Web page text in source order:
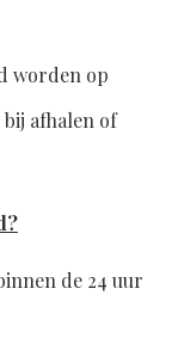
worden op
afhalen of
de 24 uur